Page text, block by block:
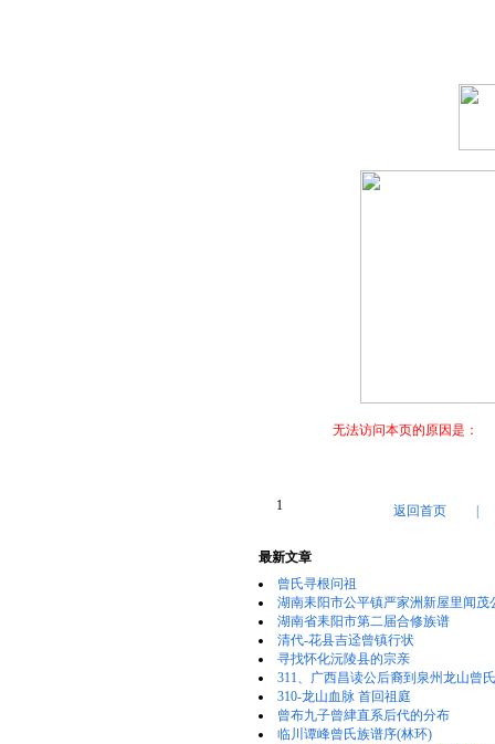
无法访问本页的原因是：
返回首页
最新文章
曾氏寻根问祖
湖南耒阳市公平镇严家洲新屋里闻茂
湖南省耒阳市第二届合修族谱
清代-花县吉迳曾镇行状
寻找怀化沅陵县的宗亲
311、广西昌读公后裔到泉州龙山曾
310-龙山血脉 首回祖庭
曾布九子曾䋖直系后代的分布
临川谭峰曾氏族谱序(林环)